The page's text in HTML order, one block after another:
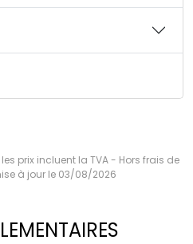
prix incluent la TVA - Hors frais de
à jour le 03/08/2026